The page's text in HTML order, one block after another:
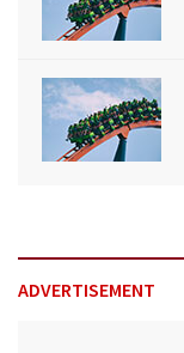
ADVERTISEMENT